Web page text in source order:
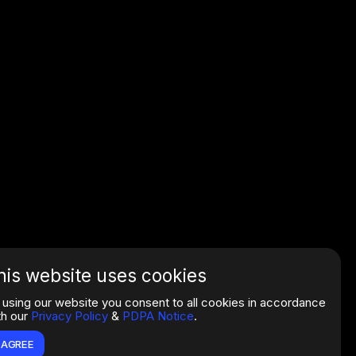
website uses cookies
using our website you consent to all cookies in accordance
our Privacy Policy & PDPA Notice.